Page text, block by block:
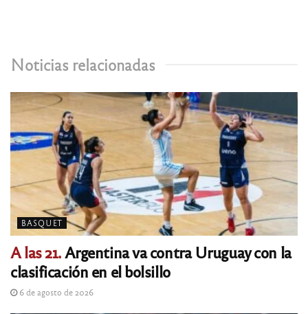
Noticias relacionadas
BASQUET
A las 21.Argentina va contra Uruguay con la
clasificación en el bolsillo
6 de agosto de 2026